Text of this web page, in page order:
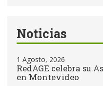
Noticias
1 Agosto, 2026
RedAGE celebra su
en Montevideo